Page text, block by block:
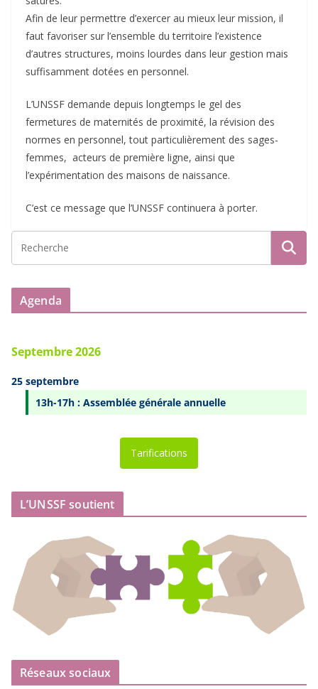
Afin de leur permettre d’exercer au mieux leur mission, il
faut favoriser sur l’ensemble du territoire l’existence
d’autres structures, moins lourdes dans leur gestion mais
suffisamment dotées en personnel.
L’UNSSF demande depuis longtemps le gel des
fermetures de maternités de proximité, la révision des
normes en personnel, tout particulièrement des sages-
femmes, acteurs de première ligne, ainsi que
l’expérimentation des maisons de naissance.
C’est ce message que l’UNSSF continuera à porter.
Agenda
Septembre 2026
25 septembre
13h-17h : Assemblée générale annuelle
Tarifications
L’UNSSF soutient
Réseaux sociaux